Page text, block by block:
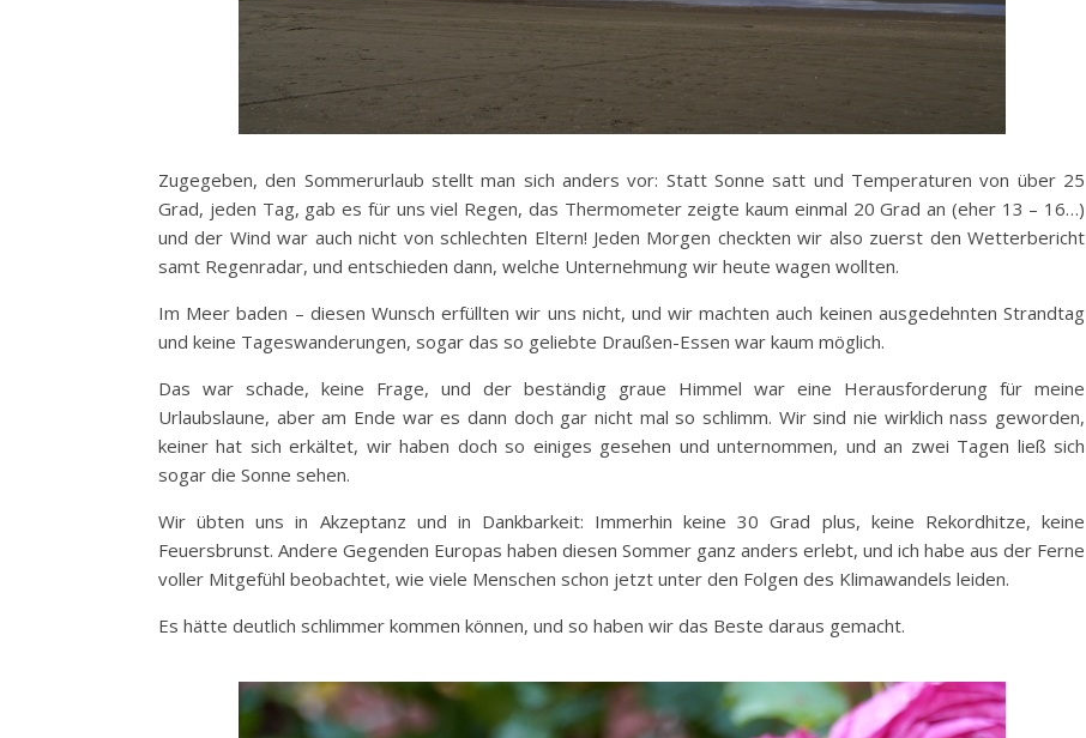
Zugegeben, den Sommerurlaub stellt man sich anders vor: Statt Sonne satt und Temperaturen von über 25
Grad, jeden Tag, gab es für uns viel Regen, das Thermometer zeigte kaum einmal 20 Grad an (eher 13 – 16…)
und der Wind war auch nicht von schlechten Eltern! Jeden Morgen checkten wir also zuerst den Wetterbericht
samt Regenradar, und entschieden dann, welche Unternehmung wir heute wagen wollten.
Im Meer baden – diesen Wunsch erfüllten wir uns nicht, und wir machten auch keinen ausgedehnten Strandtag
und keine Tageswanderungen, sogar das so geliebte Draußen-Essen war kaum möglich.
Das war schade, keine Frage, und der beständig graue Himmel war eine Herausforderung für meine
Urlaubslaune, aber am Ende war es dann doch gar nicht mal so schlimm. Wir sind nie wirklich nass geworden,
keiner hat sich erkältet, wir haben doch so einiges gesehen und unternommen, und an zwei Tagen ließ sich
sogar die Sonne sehen.
Wir übten uns in Akzeptanz und in Dankbarkeit: Immerhin keine 30 Grad plus, keine Rekordhitze, keine
Feuersbrunst. Andere Gegenden Europas haben diesen Sommer ganz anders erlebt, und ich habe aus der Ferne
voller Mitgefühl beobachtet, wie viele Menschen schon jetzt unter den Folgen des Klimawandels leiden.
Es hätte deutlich schlimmer kommen können, und so haben wir das Beste daraus gemacht.